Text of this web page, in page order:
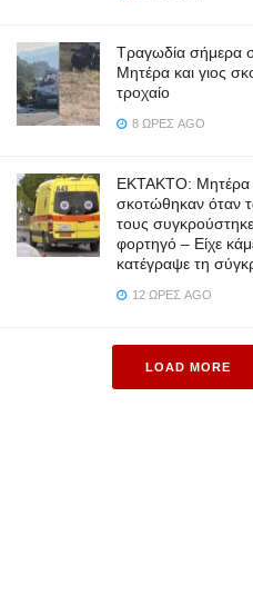
Τραγωδία σήμερα
Μητέρα και γιος
τροχαίο
8 ΏΡΕΣ AGO
ΕΚΤΑΚΤΟ: Μητέρα
σκοτώθηκαν όταν
τους
φορτηγό – Είχε
κατέγραψε τη
12 ΏΡΕΣ AGO
LOAD MORE